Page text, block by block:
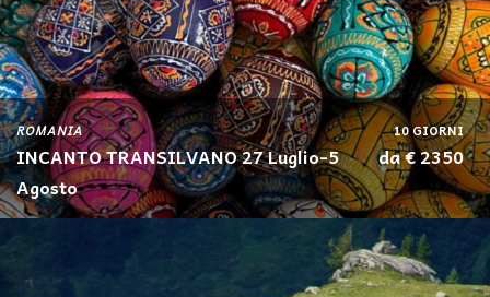
ROMANIA
INCANTO TRANSILVANO 27 Luglio-5
Agosto
10 GIORNI
da € 2350